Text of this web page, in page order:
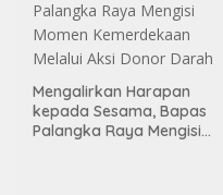
Mengalirkan Harapan
kepada Sesama, Bapas
Palangka Raya Mengisi